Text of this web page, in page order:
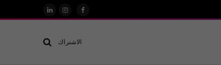
فيسبوكالانستغرام
لينكدإن
الاشتراك